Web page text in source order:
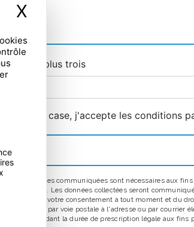
X
cinq plus trois
cette case, j'accepte les conditions
personnelles communiquées sont nécessaires aux
message. Les données collectées seront
de retrait de votre consentement à tout moment et du
ces droits par voie postale à l'adresse ou par
puis pendant la durée de prescription légale aux